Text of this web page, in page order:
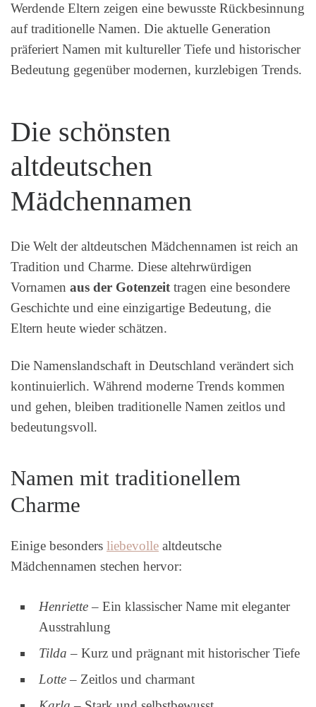
Werdende Eltern zeigen eine bewusste Rückbesinnung
auf traditionelle Namen. Die aktuelle Generation
präferiert Namen mit kultureller Tiefe und historischer
Bedeutung gegenüber modernen, kurzlebigen Trends.
Die schönsten
altdeutschen
Mädchennamen
Die Welt der altdeutschen Mädchennamen ist reich an
Tradition und Charme. Diese altehrwürdigen
Vornamen aus der Gotenzeit tragen eine besondere
Geschichte und eine einzigartige Bedeutung, die
Eltern heute wieder schätzen.
Die Namenslandschaft in Deutschland verändert sich
kontinuierlich. Während moderne Trends kommen
und gehen, bleiben traditionelle Namen zeitlos und
bedeutungsvoll.
Namen mit traditionellem
Charme
Einige besonders liebevolle altdeutsche
Mädchennamen stechen hervor:
Henriette – Ein klassischer Name mit eleganter
Ausstrahlung
Tilda – Kurz und prägnant mit historischer Tiefe
Lotte – Zeitlos und charmant